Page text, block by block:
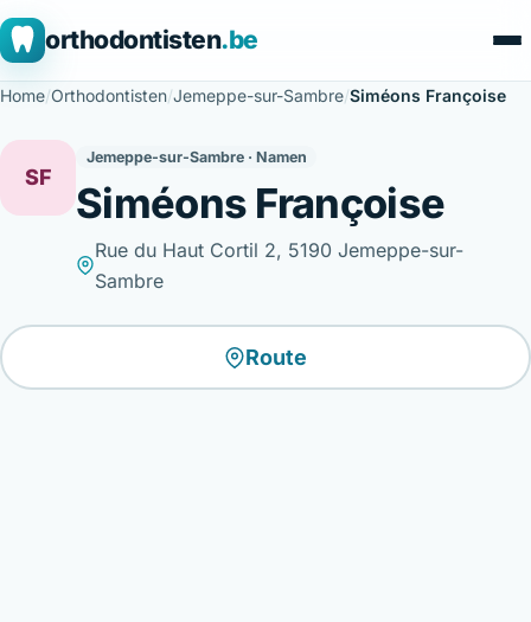
orthodontisten.be
Home/Orthodontisten/Jemeppe-sur-Sambre/Siméons Françoise
SF
Jemeppe-sur-Sambre · Namen
Siméons Françoise
Rue du Haut Cortil 2, 5190 Jemeppe-sur-
Sambre
Route